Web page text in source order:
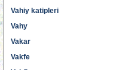
Vahiy katipleri
Vahy
Vakar
Vakfe